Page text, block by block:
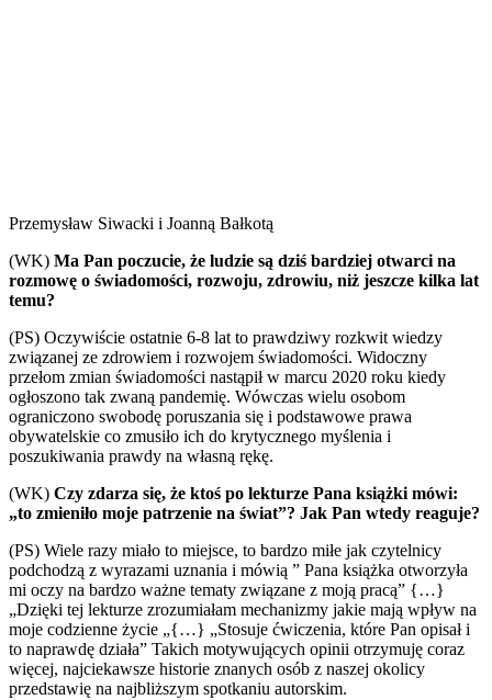
Przemysław Siwacki i Joanną Bałkotą
(WK) Ma Pan poczucie, że ludzie są dziś bardziej otwarci na
rozmowę o świadomości, rozwoju, zdrowiu, niż jeszcze kilka lat
temu?
(PS) Oczywiście ostatnie 6-8 lat to prawdziwy rozkwit wiedzy
związanej ze zdrowiem i rozwojem świadomości. Widoczny
przełom zmian świadomości nastąpił w marcu 2020 roku kiedy
ogłoszono tak zwaną pandemię. Wówczas wielu osobom
ograniczono swobodę poruszania się i podstawowe prawa
obywatelskie co zmusiło ich do krytycznego myślenia i
poszukiwania prawdy na własną rękę.
(WK) Czy zdarza się, że ktoś po lekturze Pana książki mówi:
„to zmieniło moje patrzenie na świat”? Jak Pan wtedy reaguje?
(PS) Wiele razy miało to miejsce, to bardzo miłe jak czytelnicy
podchodzą z wyrazami uznania i mówią ” Pana książka otworzyła
mi oczy na bardzo ważne tematy związane z moją pracą” {…}
„Dzięki tej lekturze zrozumiałam mechanizmy jakie mają wpływ na
moje codzienne życie „{…} „Stosuje ćwiczenia, które Pan opisał i
to naprawdę działa” Takich motywujących opinii otrzymuję coraz
więcej, najciekawsze historie znanych osób z naszej okolicy
przedstawię na najbliższym spotkaniu autorskim.